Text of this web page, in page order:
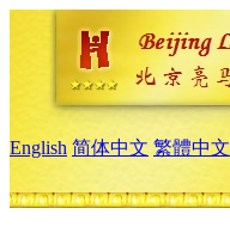
English 简体中文 繁體中文